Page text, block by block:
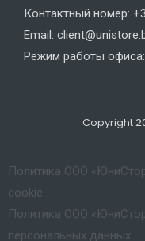
Контактный номер:
Email:
Режим работы
Copyright
Политика ООО
cookie
Политика ООО
персональных данных